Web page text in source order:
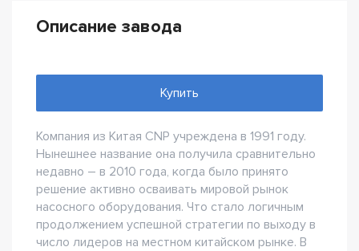
Описание завода
Купить
Компания из Китая CNP учреждена в 1991 году.
Нынешнее название она получила сравнительно
недавно – в 2010 года, когда было принято
решение активно осваивать мировой рынок
насосного оборудования. Что стало логичным
продолжением успешной стратегии по выходу в
число лидеров на местном китайском рынке. В